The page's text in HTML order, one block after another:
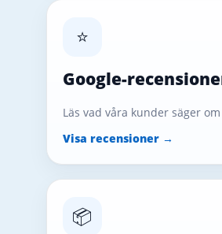
⭐
Google-
Läs vad våra kunder säger
Visa recensioner →
📦